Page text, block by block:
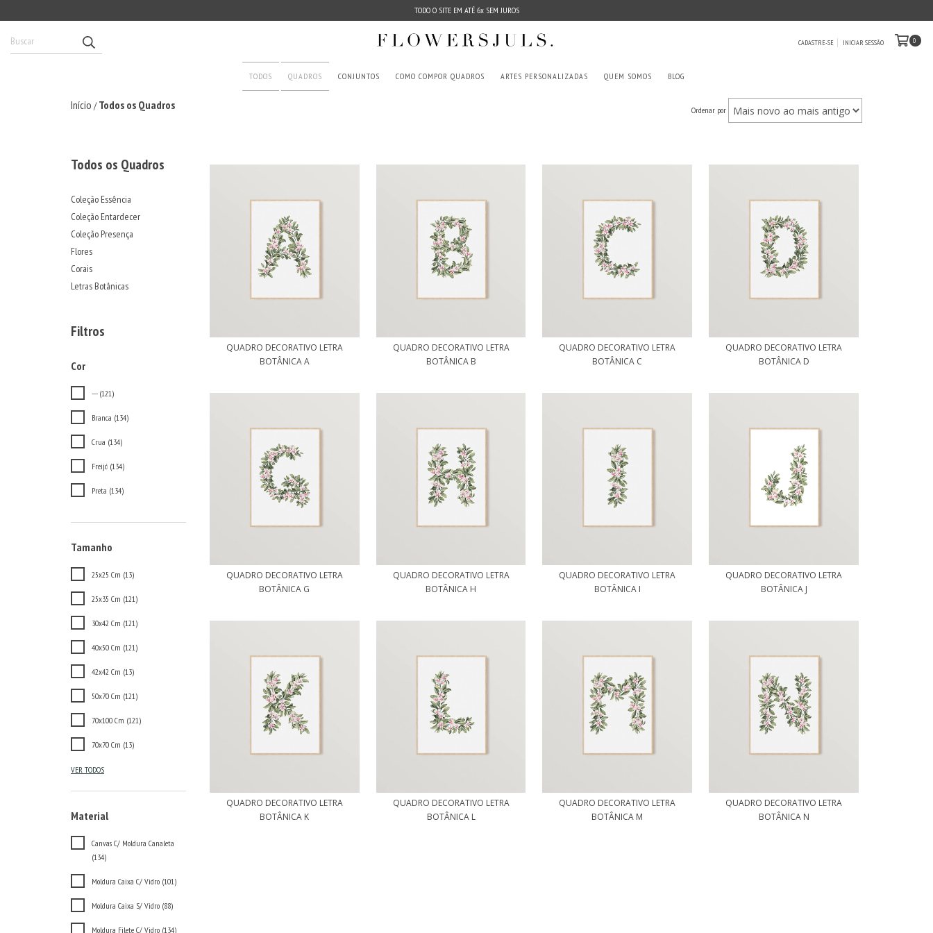
TODO O SITE EM ATÉ 6x SEM JUROS
CADASTRE-SE INICIAR SESSÃO 0
TODOS QUADROS CONJUNTOS COMO COMPOR QUADROS ARTES PERSONALIZADAS QUEM SOMOS BLOG
Início / Todos os Quadros Ordenar por
Todos os Quadros
Coleção Essência
Coleção Entardecer
Coleção Presença
Flores
Corais
Letras Botânicas
Filtros
Cor
--- (121)
Branca (134)
Crua (134)
Freijó (134)
Preta (134)
Tamanho
25x25 Cm (13)
25x35 Cm (121)
30x42 Cm (121)
40x50 Cm (121)
42x42 Cm (13)
50x70 Cm (121)
70x100 Cm (121)
70x70 Cm (13)
VER TODOS
Material
Canvas C/ Moldura Canaleta
(134)
Moldura Caixa C/ Vidro (101)
Moldura Caixa S/ Vidro (88)
Moldura Filete C/ Vidro (134)
QUADRO DECORATIVO LETRA
BOTÂNICA A
QUADRO DECORATIVO LETRA
BOTÂNICA B
QUADRO DECORATIVO LETRA
BOTÂNICA C
QUADRO DECORATIVO LETRA
BOTÂNICA D
QUADRO DECORATIVO LETRA
BOTÂNICA G
QUADRO DECORATIVO LETRA
BOTÂNICA H
QUADRO DECORATIVO LETRA
BOTÂNICA I
QUADRO DECORATIVO LETRA
BOTÂNICA J
QUADRO DECORATIVO LETRA
BOTÂNICA K
QUADRO DECORATIVO LETRA
BOTÂNICA L
QUADRO DECORATIVO LETRA
BOTÂNICA M
QUADRO DECORATIVO LETRA
BOTÂNICA N